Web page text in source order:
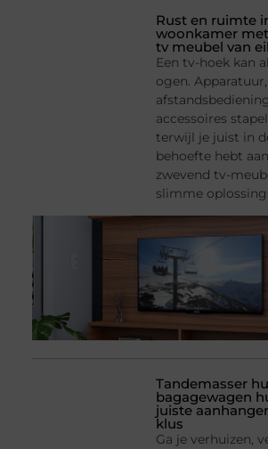
Rust en ruimte
woonkamer
tv meubel van
Een tv-hoek kan
ogen.
accessoires
terwijl je juist in
behoefte hebt
zwevend tv-
slimme
Tandemasser
bagagewagen
juiste
klus
Ga je verhuizen,